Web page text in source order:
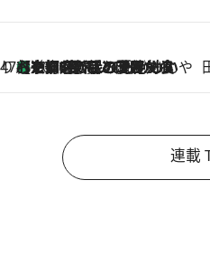
47都道府県の手みやげ ひんやりスイーツで夏を満喫
2026.8.7
【京都府】この夏絶対食べたい 冷やしておいしいおやつ3選 ひと口目から心を掴む新緑のテリーヌ
連載